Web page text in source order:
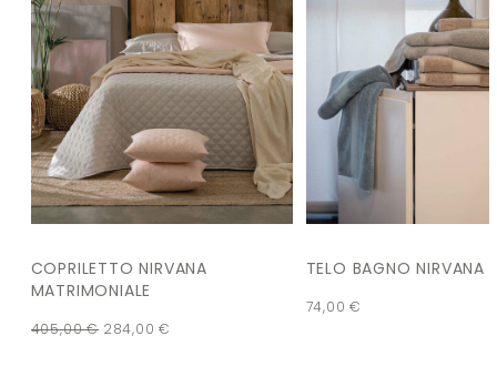
COPRILETTO NIRVANA
MATRIMONIALE
405,00€ 284,00€
TELO BAGNO NIRVANA
74,00€